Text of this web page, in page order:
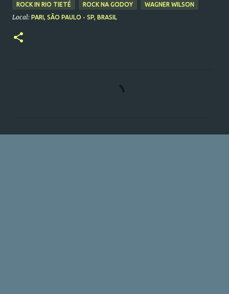
ROCK IN RIO TIETÉ ROCK NA GODOY WAGNER WILSON
Local: PARI, SÃO PAULO - SP, BRASIL